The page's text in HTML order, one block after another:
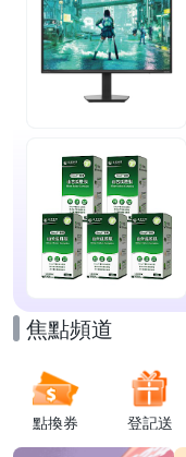
焦點頻道
點換券 登記送